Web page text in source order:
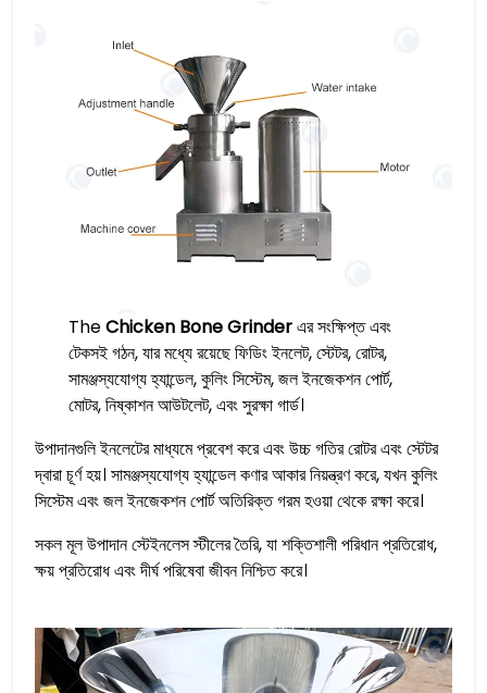
TheChicken Bone Grinderএর সংক্ষিপ্ত এবং
টেকসই গঠন, যার মধ্যে রয়েছে ফিডিং ইনলেট, স্টেটর, রোটর,
সামঞ্জস্যযোগ্য হ্যান্ডেল, কুলিং সিস্টেম, জল ইনজেকশন পোর্ট,
মোটর, নিষ্কাশন আউটলেট, এবং সুরক্ষা গার্ড।
উপাদানগুলি ইনলেটের মাধ্যমে প্রবেশ করে এবং উচ্চ গতির রোটর এবং স্টেটর
দ্বারা চূর্ণ হয়। সামঞ্জস্যযোগ্য হ্যান্ডেল কণার আকার নিয়ন্ত্রণ করে, যখন কুলিং
সিস্টেম এবং জল ইনজেকশন পোর্ট অতিরিক্ত গরম হওয়া থেকে রক্ষা করে।
সকল মূল উপাদান স্টেইনলেস স্টীলের তৈরি, যা শক্তিশালী পরিধান প্রতিরোধ,
ক্ষয় প্রতিরোধ এবং দীর্ঘ পরিষেবা জীবন নিশ্চিত করে।